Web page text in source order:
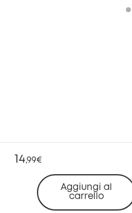
14,99€
Aggiungi al
carrello